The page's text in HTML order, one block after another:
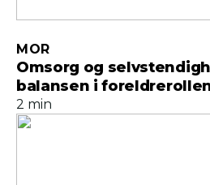
Omsorg og
balansen i
MOR
2 min